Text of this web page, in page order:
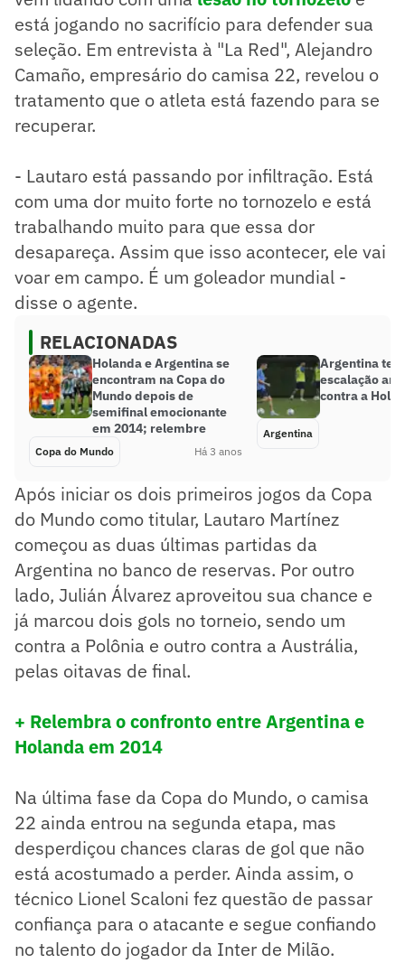
está jogando no sacrifício para defender sua
seleção. Em entrevista à "La Red", Alejandro
Camaño, empresário do camisa 22, revelou o
tratamento que o atleta está fazendo para se
recuperar.
- Lautaro está passando por infiltração. Está
com uma dor muito forte no tornozelo e está
trabalhando muito para que essa dor
desapareça. Assim que isso acontecer, ele vai
voar em campo. É um goleador mundial -
disse o agente.
RELACIONADAS
Holanda e Argentina se
encontram na Copa do
Mundo depois de
semifinal emocionante
em 2014; relembre
Copa do Mundo Há 3 anos
Argentina
escalação
contra a
Argentina
Após iniciar os dois primeiros jogos da Copa
do Mundo como titular, Lautaro Martínez
começou as duas últimas partidas da
Argentina no banco de reservas. Por outro
lado, Julián Álvarez aproveitou sua chance e
já marcou dois gols no torneio, sendo um
contra a Polônia e outro contra a Austrália,
pelas oitavas de final.
+ Relembra o confronto entre Argentina e
Holanda em 2014
Na última fase da Copa do Mundo, o camisa
22 ainda entrou na segunda etapa, mas
desperdiçou chances claras de gol que não
está acostumado a perder. Ainda assim, o
técnico Lionel Scaloni fez questão de passar
confiança para o atacante e segue confiando
no talento do jogador da Inter de Milão.